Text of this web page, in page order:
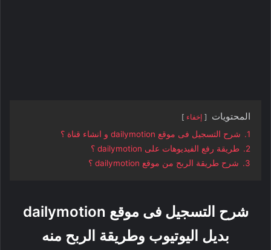
المحتويات إخفاء
1.
شرح التسجيل فى موقع dailymotion و انشاء قناة ؟
2.
طريقة رفع الفيديوهات على dailymotion ؟
3.
شرح طريقة الربح من موقع dailymotion ؟
شرح التسجيل فى موقع dailymotion
بديل اليوتيوب وطريقة الربح منه